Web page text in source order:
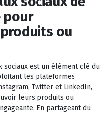
pour
ou
sociaux est un élément clé du
les plateformes
Twitter et LinkedIn,
leurs produits ou
En partageant du